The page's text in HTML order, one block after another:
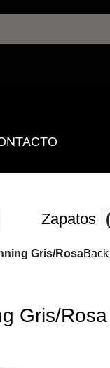
Zapatos
Gris/Rosa
Gris/Rosa